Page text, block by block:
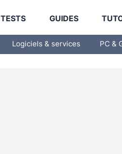
TESTS GUIDES
Logiciels & services PC &